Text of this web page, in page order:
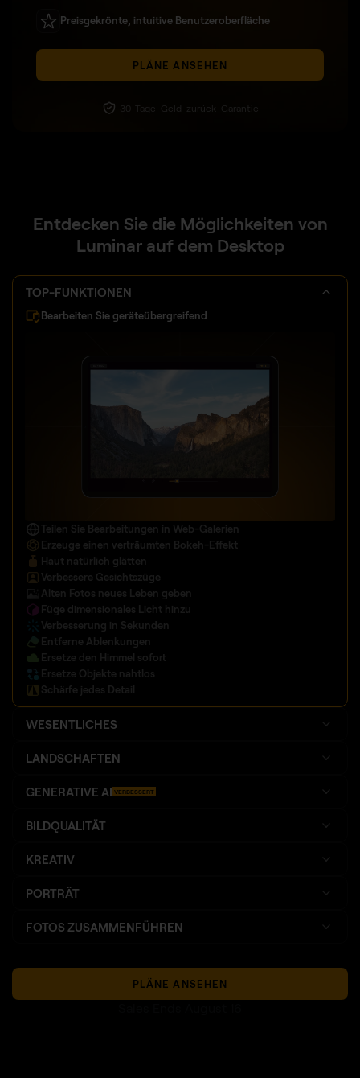
Preisgekrönte, intuitive Benutzeroberfläche
PLÄNE ANSEHEN
30-Tage-Geld-zurück-Garantie
Entdecken Sie die Möglichkeiten von
Luminar auf dem Desktop
TOP-FUNKTIONEN
Bearbeiten Sie geräteübergreifend
Teilen Sie Bearbeitungen in Web-Galerien
Erzeuge einen verträumten Bokeh-Effekt
Haut natürlich glätten
Verbessere Gesichtszüge
Alten Fotos neues Leben geben
Füge dimensionales Licht hinzu
Verbesserung in Sekunden
Entferne Ablenkungen
Ersetze den Himmel sofort
Ersetze Objekte nahtlos
Schärfe jedes Detail
WESENTLICHES
LANDSCHAFTEN
GENERATIVE AI VERBESSERT
BILDQUALITÄT
KREATIV
PORTRÄT
FOTOS ZUSAMMENFÜHREN
PLÄNE ANSEHEN